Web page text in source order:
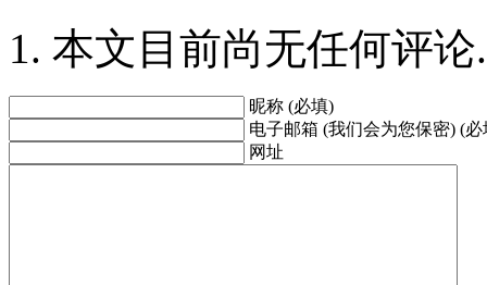
本文目前尚无任何评论.
昵称 (必填)
电子邮箱 (我们会为您保密) (必
网址